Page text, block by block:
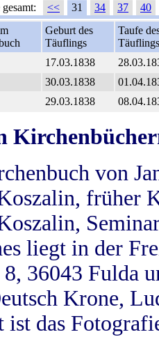
<< 31 34 37
40
Geburt des
Täuflings
Taufe
Täuflings
17.03.1838
30.03.1838
29.03.1838
von
früher
liegt in der
36043 Fulda
Krone,
das